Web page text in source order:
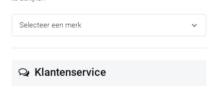
Klantenservice